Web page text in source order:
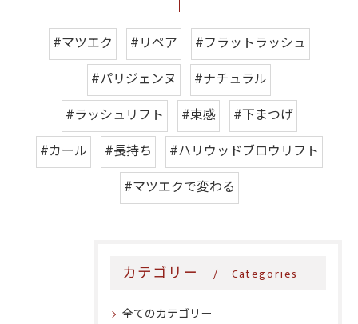
#マツエク #リペア
#フラットラッシュ
#パリジェンヌ
#ナチュラル
#ラッシュリフト
#束感
#下まつげ
#カール
#長持ち
#ハリウッドブロウリフト
#マツエクで変わる
カテゴリー Categories
全てのカテゴリー